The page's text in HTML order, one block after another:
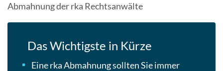
Abmahnung der rka Rechtsanwälte
Das Wichtigste in Kürze
Eine rka Abmahnung sollten Sie immer